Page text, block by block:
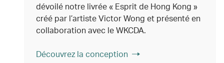
dévoilé notre livrée « Esprit de Hong Kong »
créé par l’artiste Victor Wong et présenté en
collaboration avec le WKCDA.
Découvrez la conception